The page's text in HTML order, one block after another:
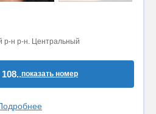
р-н р-н. Центральный
показать номер